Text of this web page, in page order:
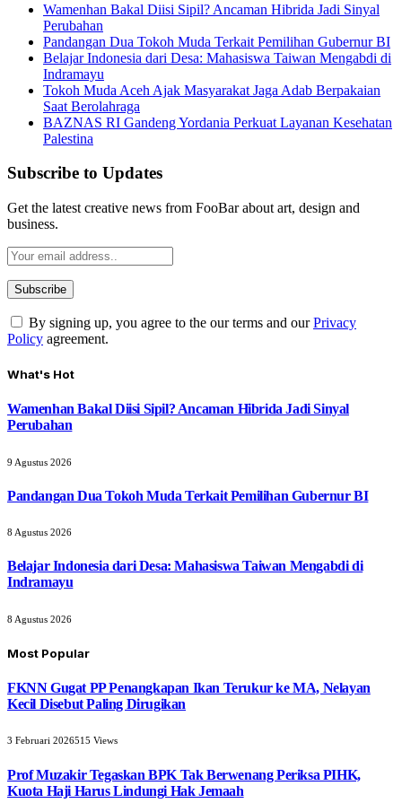
Wamenhan Bakal Diisi Sipil? Ancaman Hibrida Jadi Sinyal
Perubahan
Pandangan Dua Tokoh Muda Terkait Pemilihan Gubernur BI
Belajar Indonesia dari Desa: Mahasiswa Taiwan Mengabdi di
Indramayu
Tokoh Muda Aceh Ajak Masyarakat Jaga Adab Berpakaian
Saat Berolahraga
BAZNAS RI Gandeng Yordania Perkuat Layanan Kesehatan
Palestina
Subscribe to Updates
Get the latest creative news from FooBar about art, design and
business.
By signing up, you agree to the our terms and ourPrivacy
Policy agreement.
What's Hot
Wamenhan Bakal Diisi Sipil? Ancaman Hibrida Jadi Sinyal
Perubahan
9 Agustus 2026
Pandangan Dua Tokoh Muda Terkait Pemilihan Gubernur BI
8 Agustus 2026
Belajar Indonesia dari Desa: Mahasiswa Taiwan Mengabdi di
Indramayu
8 Agustus 2026
Most Popular
FKNN Gugat PP Penangkapan Ikan Terukur ke MA, Nelayan
Kecil Disebut Paling Dirugikan
3 Februari 2026515 Views
Prof Muzakir Tegaskan BPK Tak Berwenang Periksa PIHK,
Kuota Haji Harus Lindungi Hak Jemaah